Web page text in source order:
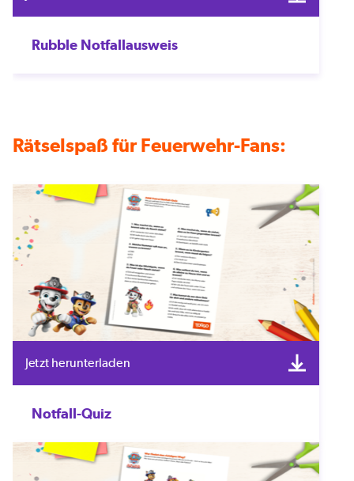
Rubble Notfallausweis
Rätselspaß für Feuerwehr-Fans:
Jetzt herunterladen
Notfall-Quiz